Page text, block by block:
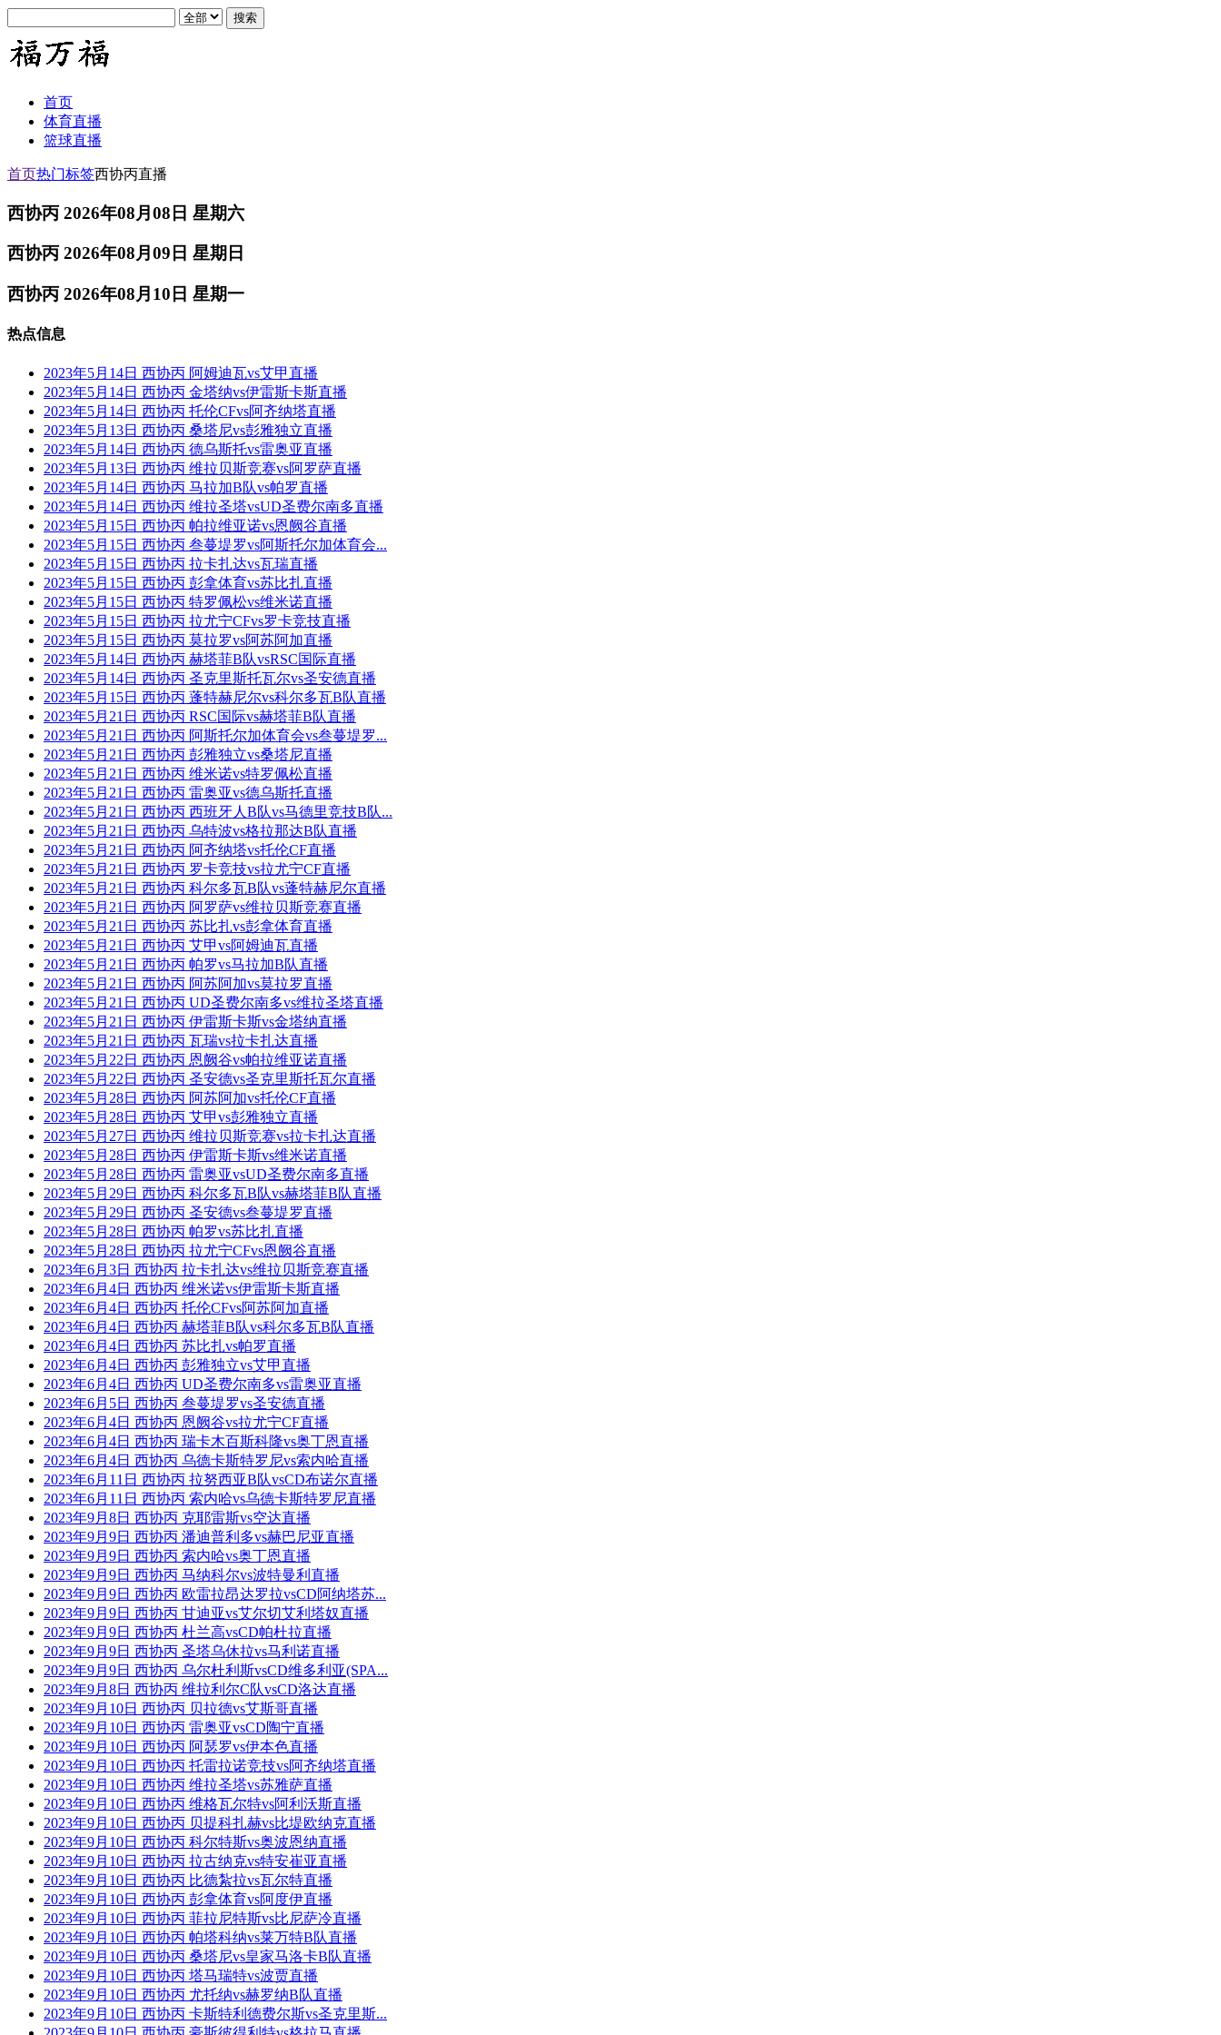
首页
体育直播
篮球直播
首页热门标签西协丙直播
西协丙 2026年08月08日 星期六
西协丙 2026年08月09日 星期日
西协丙 2026年08月10日 星期一
热点信息
2023年5月14日 西协丙 阿姆迪瓦vs艾甲直播
2023年5月14日 西协丙 金塔纳vs伊雷斯卡斯直播
2023年5月14日 西协丙 托伦CFvs阿齐纳塔直播
2023年5月13日 西协丙 桑塔尼vs彭雅独立直播
2023年5月14日 西协丙 德乌斯托vs雷奥亚直播
2023年5月13日 西协丙 维拉贝斯竞赛vs阿罗萨直播
2023年5月14日 西协丙 马拉加B队vs帕罗直播
2023年5月14日 西协丙 维拉圣塔vsUD圣费尔南多直播
2023年5月15日 西协丙 帕拉维亚诺vs恩阙谷直播
2023年5月15日 西协丙 叁蔓堤罗vs阿斯托尔加体育会...
2023年5月15日 西协丙 拉卡扎达vs瓦瑞直播
2023年5月15日 西协丙 彭拿体育vs苏比扎直播
2023年5月15日 西协丙 特罗佩松vs维米诺直播
2023年5月15日 西协丙 拉尤宁CFvs罗卡竞技直播
2023年5月15日 西协丙 莫拉罗vs阿苏阿加直播
2023年5月14日 西协丙 赫塔菲B队vsRSC国际直播
2023年5月14日 西协丙 圣克里斯托瓦尔vs圣安德直播
2023年5月15日 西协丙 蓬特赫尼尔vs科尔多瓦B队直播
2023年5月21日 西协丙 RSC国际vs赫塔菲B队直播
2023年5月21日 西协丙 阿斯托尔加体育会vs叁蔓堤罗...
2023年5月21日 西协丙 彭雅独立vs桑塔尼直播
2023年5月21日 西协丙 维米诺vs特罗佩松直播
2023年5月21日 西协丙 雷奥亚vs德乌斯托直播
2023年5月21日 西协丙 西班牙人B队vs马德里竞技B队...
2023年5月21日 西协丙 乌特波vs格拉那达B队直播
2023年5月21日 西协丙 阿齐纳塔vs托伦CF直播
2023年5月21日 西协丙 罗卡竞技vs拉尤宁CF直播
2023年5月21日 西协丙 科尔多瓦B队vs蓬特赫尼尔直播
2023年5月21日 西协丙 阿罗萨vs维拉贝斯竞赛直播
2023年5月21日 西协丙 苏比扎vs彭拿体育直播
2023年5月21日 西协丙 艾甲vs阿姆迪瓦直播
2023年5月21日 西协丙 帕罗vs马拉加B队直播
2023年5月21日 西协丙 阿苏阿加vs莫拉罗直播
2023年5月21日 西协丙 UD圣费尔南多vs维拉圣塔直播
2023年5月21日 西协丙 伊雷斯卡斯vs金塔纳直播
2023年5月21日 西协丙 瓦瑞vs拉卡扎达直播
2023年5月22日 西协丙 恩阙谷vs帕拉维亚诺直播
2023年5月22日 西协丙 圣安德vs圣克里斯托瓦尔直播
2023年5月28日 西协丙 阿苏阿加vs托伦CF直播
2023年5月28日 西协丙 艾甲vs彭雅独立直播
2023年5月27日 西协丙 维拉贝斯竞赛vs拉卡扎达直播
2023年5月28日 西协丙 伊雷斯卡斯vs维米诺直播
2023年5月28日 西协丙 雷奥亚vsUD圣费尔南多直播
2023年5月29日 西协丙 科尔多瓦B队vs赫塔菲B队直播
2023年5月29日 西协丙 圣安德vs叁蔓堤罗直播
2023年5月28日 西协丙 帕罗vs苏比扎直播
2023年5月28日 西协丙 拉尤宁CFvs恩阙谷直播
2023年6月3日 西协丙 拉卡扎达vs维拉贝斯竞赛直播
2023年6月4日 西协丙 维米诺vs伊雷斯卡斯直播
2023年6月4日 西协丙 托伦CFvs阿苏阿加直播
2023年6月4日 西协丙 赫塔菲B队vs科尔多瓦B队直播
2023年6月4日 西协丙 苏比扎vs帕罗直播
2023年6月4日 西协丙 彭雅独立vs艾甲直播
2023年6月4日 西协丙 UD圣费尔南多vs雷奥亚直播
2023年6月5日 西协丙 叁蔓堤罗vs圣安德直播
2023年6月4日 西协丙 恩阙谷vs拉尤宁CF直播
2023年6月4日 西协丙 瑞卡木百斯科隆vs奥丁恩直播
2023年6月4日 西协丙 乌德卡斯特罗尼vs索内哈直播
2023年6月11日 西协丙 拉努西亚B队vsCD布诺尔直播
2023年6月11日 西协丙 索内哈vs乌德卡斯特罗尼直播
2023年9月8日 西协丙 克耶雷斯vs空达直播
2023年9月9日 西协丙 潘迪普利多vs赫巴尼亚直播
2023年9月9日 西协丙 索内哈vs奥丁恩直播
2023年9月9日 西协丙 马纳科尔vs波特曼利直播
2023年9月9日 西协丙 欧雷拉昂达罗拉vsCD阿纳塔苏...
2023年9月9日 西协丙 甘迪亚vs艾尔切艾利塔奴直播
2023年9月9日 西协丙 杜兰高vsCD帕杜拉直播
2023年9月9日 西协丙 圣塔乌休拉vs马利诺直播
2023年9月9日 西协丙 乌尔杜利斯vsCD维多利亚(SPA...
2023年9月8日 西协丙 维拉利尔C队vsCD洛达直播
2023年9月10日 西协丙 贝拉德vs艾斯哥直播
2023年9月10日 西协丙 雷奥亚vsCD陶宁直播
2023年9月10日 西协丙 阿瑟罗vs伊本色直播
2023年9月10日 西协丙 托雷拉诺竞技vs阿齐纳塔直播
2023年9月10日 西协丙 维拉圣塔vs苏雅萨直播
2023年9月10日 西协丙 维格瓦尔特vs阿利沃斯直播
2023年9月10日 西协丙 贝提科扎赫vs比堤欧纳克直播
2023年9月10日 西协丙 科尔特斯vs奥波恩纳直播
2023年9月10日 西协丙 拉古纳克vs特安崔亚直播
2023年9月10日 西协丙 比德紮拉vs瓦尔特直播
2023年9月10日 西协丙 彭拿体育vs阿度伊直播
2023年9月10日 西协丙 菲拉尼特斯vs比尼萨冷直播
2023年9月10日 西协丙 帕塔科纳vs莱万特B队直播
2023年9月10日 西协丙 桑塔尼vs皇家马洛卡B队直播
2023年9月10日 西协丙 塔马瑞特vs波贾直播
2023年9月10日 西协丙 尤托纳vs赫罗纳B队直播
2023年9月10日 西协丙 卡斯特利德费尔斯vs圣克里斯...